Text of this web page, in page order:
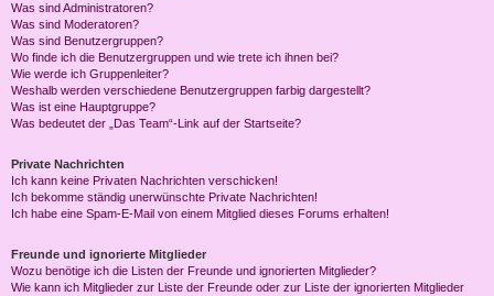
Was sind Administratoren?
Was sind Moderatoren?
Was sind Benutzergruppen?
Wo finde ich die Benutzergruppen und wie trete ich ihnen bei?
Wie werde ich Gruppenleiter?
Weshalb werden verschiedene Benutzergruppen farbig dargestellt?
Was ist eine Hauptgruppe?
Was bedeutet der „Das Team“-Link auf der Startseite?
Private Nachrichten
Ich kann keine Privaten Nachrichten verschicken!
Ich bekomme ständig unerwünschte Private Nachrichten!
Ich habe eine Spam-E-Mail von einem Mitglied dieses Forums erhalten!
Freunde und ignorierte Mitglieder
Wozu benötige ich die Listen der Freunde und ignorierten Mitglieder?
Wie kann ich Mitglieder zur Liste der Freunde oder zur Liste der ignorierten Mitglieder